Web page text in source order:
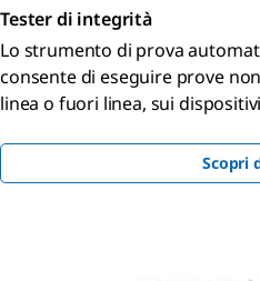
Tester di integrità
Lo strumento di prova
consente di eseguire prove
linea o fuori linea, sui
Scopri